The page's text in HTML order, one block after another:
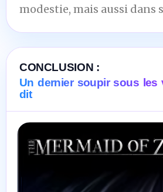
modestie, mais aussi dans
CONCLUSION :
Un dernier soupir sous les
dit